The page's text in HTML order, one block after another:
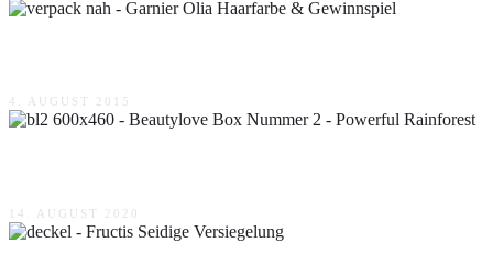
4. AUGUST 2015
14. AUGUST 2020